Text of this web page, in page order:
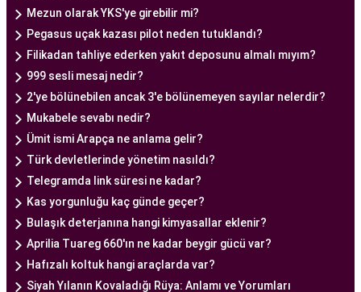
Ankara Tüp Bebek Merkezi, hasta odaklı hizmet
anlayışı ve etik prensipler çerçevesinde, çiftlere
sağlıklı bir gebelik yaşama şansı tanıyan kapsamlı
bir tüp bebek hizmeti sunar.
Ankara Tüp Bebek Doktoru
Tüp bebek tedavisi, uzman bir ekibin liderliğinde
ve deneyimli bir doktorun rehberliğinde
yürütülmesi gereken bir süreçtir. Ankara Tüp
Bebek Merkezi'nde görev alan uzman tüp bebek
doktoru, çiftlere kapsamlı bir yaklaşımla tedavi
sunar.
Ankara Tüp Bebek Doktoru, tüp bebek tedavisi
Mezun olarak YKS'ye girebilir mi?
Pegasus uçak kazası pilot neden tutuklandı?
Filikadan tahliye ederken yakıt deposunu almalı mıyım?
999 sesli mesaj nedir?
2'ye bölünebilen ancak 3'e bölünemeyen sayılar nelerdir?
Mukabele sevabı nedir?
Ümit ismi Arapça ne anlama gelir?
Türk devletlerinde yönetim nasıldı?
Telegramda link süresi ne kadar?
Kas yorgunluğu kaç günde geçer?
Bulaşık deterjanına hangi kimyasallar eklenir?
Aprilia Tuareg 660'ın ne kadar beygir gücü var?
Hafızalı koltuk hangi araçlarda var?
Siyah Yılanın Kovaladığı Rüya: Anlamı ve Yorumları